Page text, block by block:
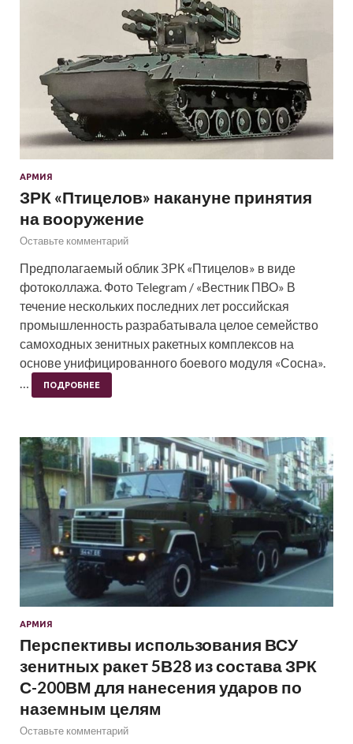
АРМИЯ
ЗРК «Птицелов» накануне принятия
на вооружение
Оставьте комментарий
Предполагаемый облик ЗРК «Птицелов» в виде
фотоколлажа. Фото Telegram / «Вестник ПВО» В
течение нескольких последних лет российская
промышленность разрабатывала целое семейство
самоходных зенитных ракетных комплексов на
основе унифицированного боевого модуля «Сосна».
ПОДРОБНЕЕ
АРМИЯ
Перспективы использования ВСУ
зенитных ракет 5В28 из состава ЗРК
С-200ВМ для нанесения ударов по
наземным целям
Оставьте комментарий